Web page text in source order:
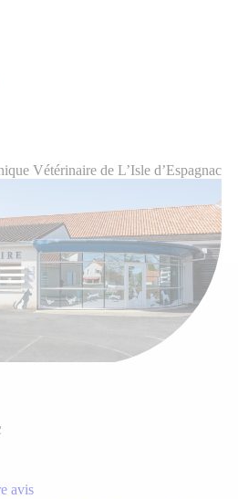
Vétérinaire de L’Isle d’Espagnac
avis